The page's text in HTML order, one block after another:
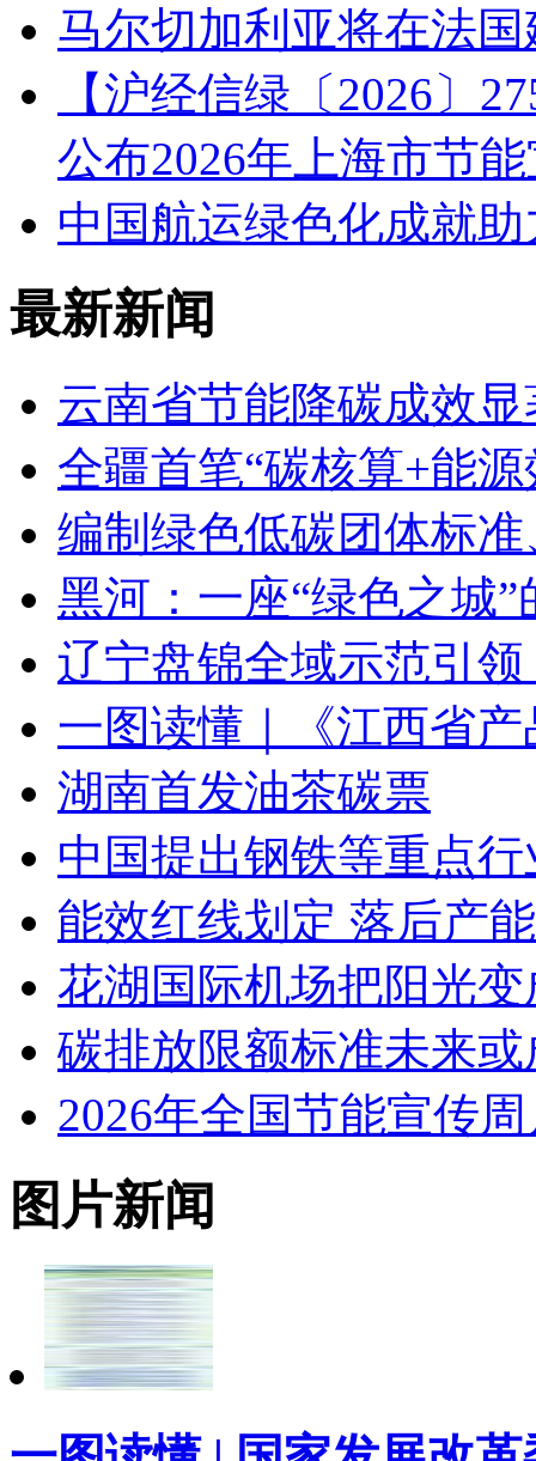
马尔切加利亚将在法
【沪经信绿〔2026〕
公布2026年上海市节
中国航运绿色化成就
最新新闻
云南省节能降碳成效显
全疆首笔“碳核算+能
编制绿色低碳团体标
黑河：一座“绿色之城
辽宁盘锦全域示范引
一图读懂｜《江西省
湖南首发油茶碳票
中国提出钢铁等重点
能效红线划定 落后产
花湖国际机场把阳光
碳排放限额标准未来或
2026年全国节能宣传
图片新闻